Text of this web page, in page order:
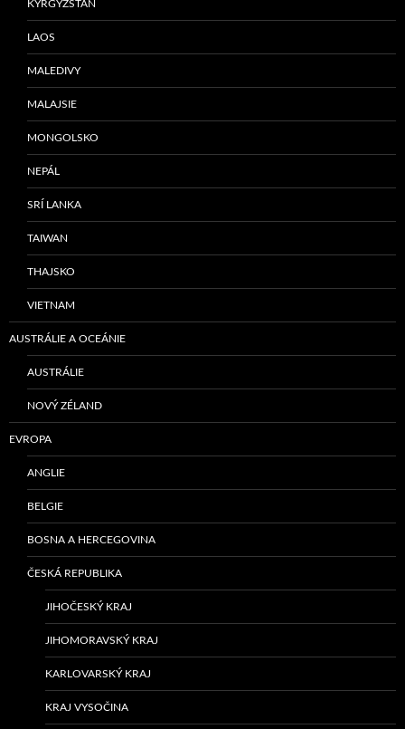
KYRGYZSTÁN
LAOS
MALEDIVY
MALAJSIE
MONGOLSKO
NEPÁL
SRÍ LANKA
TAIWAN
THAJSKO
VIETNAM
AUSTRÁLIE A OCEÁNIE
AUSTRÁLIE
NOVÝ ZÉLAND
EVROPA
ANGLIE
BELGIE
BOSNA A HERCEGOVINA
ČESKÁ REPUBLIKA
JIHOČESKÝ KRAJ
JIHOMORAVSKÝ KRAJ
KARLOVARSKÝ KRAJ
KRAJ VYSOČINA